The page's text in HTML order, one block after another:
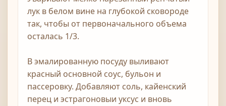
лук в белом вине на глубокой сковороде
так, чтобы от первоначального объема
осталась 1/3.
В эмалированную посуду выливают
красный основной соус, бульон и
пассеровку. Добавляют соль, кайенский
перец и эстрагоновыи уксус и вновь